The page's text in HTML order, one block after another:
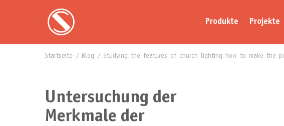
Produkte Projekte
Startseite blog studying-the-features-of-church-lighting-how-to-make-
Untersuchung der
Merkmale der